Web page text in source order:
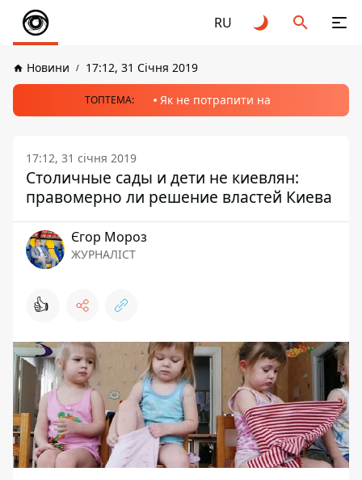
RU
Новини 17:12, 31 Січня 2019
ТОПТЕМА: Як не потрапити на
17:12, 31 січня 2019
Столичные сады и дети не киевлян:
правомерно ли решение властей Киева
Єгор Мороз
ЖУРНАЛІСТ
👍